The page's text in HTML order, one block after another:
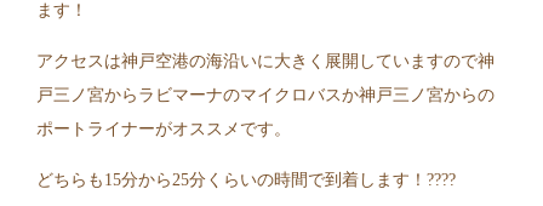
ます！
アクセスは神戸空港の海沿いに大きく展開していますので神
戸三ノ宮からラビマーナのマイクロバスか神戸三ノ宮からの
ポートライナーがオススメです。
どちらも15分から25分くらいの時間で到着します！????